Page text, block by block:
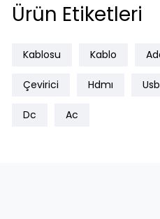
Ürün Etiketleri
Kablosu Kablo
Çevirici Hdmı Usb
Dc Ac